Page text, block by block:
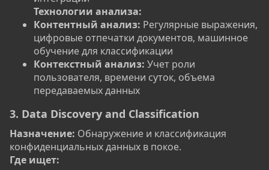
Технологии анализа:
Контентный анализ: Регулярные выражения,
цифровые отпечатки документов, машинное
обучение для классификации
Контекстный анализ: Учет роли
пользователя, времени суток, объема
передаваемых данных
3. Data Discovery and Classification
Назначение: Обнаружение и классификация
конфиденциальных данных в покое.
Где ищет: